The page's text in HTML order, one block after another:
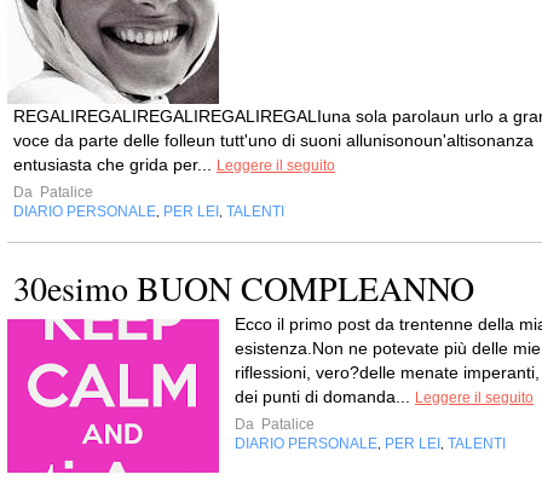
REGALIREGALIREGALIREGALIREGALIuna sola parolaun urlo a
voce da parte delle folleun tutt'uno di suoni allunisonoun'altisonanza
entusiasta che grida per... Leggere il seguito
Da Patalice
DIARIO PERSONALE, PER LEI , TALENTI
30esimo BUON COMPLEANNO
Ecco il primo post da trentenne della
esistenza.Non ne potevate più delle mie
riflessioni, vero?delle menate imperanti,
dei punti di domanda... Leggere il seguito
Da Patalice
DIARIO PERSONALE, PER LEI , TALENTI